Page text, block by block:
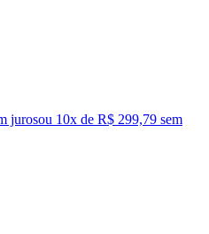
jurosou 10x de R$ 299,79 sem